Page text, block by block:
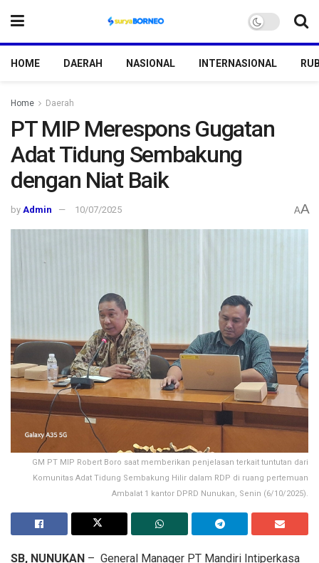
HOME DAERAH NASIONAL INTERNASIONAL
Home Daerah
PT MIP Merespons Gugatan
Adat Tidung Sembakung
dengan Niat Baik
by Admin 10/07/2025 AA
GM PT MIP Robert Boro saat memberikan penjelasan terkait tuntutan dari
Komunitas Adat Tidung Sembakung Hilir dalam RDP di ruang pertemuan
Ambalat 1 kantor DPRD Nunukan, Senin (6/10/2025).
SB, NUNUKAN – General Manager PT Mandiri Intiperkasa